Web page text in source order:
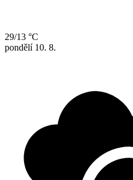
29/13 °C
pondělí 10. 8.